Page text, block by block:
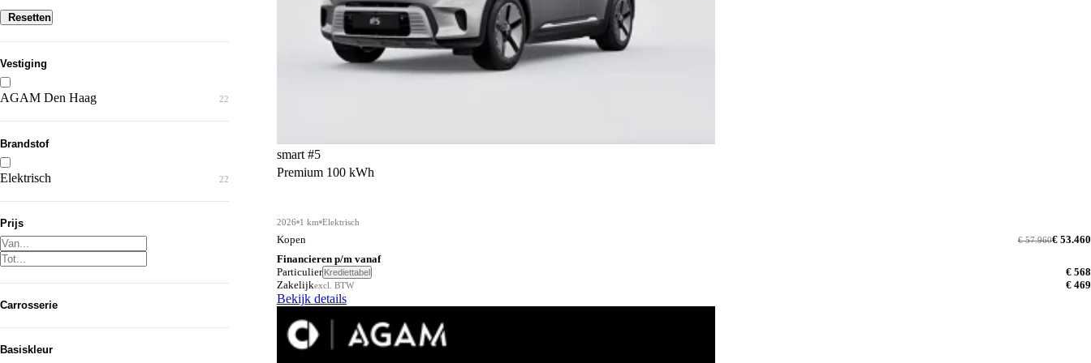
Resetten
Vestiging
AGAM Den Haag 22
Brandstof
Elektrisch 22
Prijs
Carrosserie
Basiskleur
smart #5
Premium 100 kWh
2026 1 km Elektrisch
Kopen € 53.460
€ 57.960
Financieren p/m vanaf
Particulier Krediettabel
€ 568
Zakelijkexcl. BTW € 469
Bekijk details